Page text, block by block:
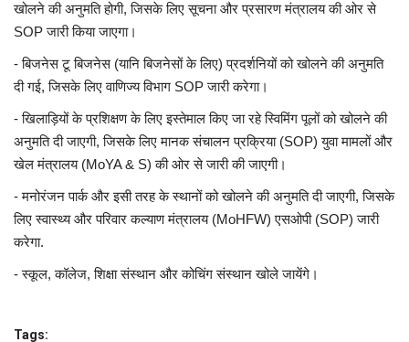
खोलने की अनुमति होगी, जिसके लिए सूचना और प्रसारण मंत्रालय की ओर से
SOP जारी किया जाएगा।
- बिजनेस टू बिजनेस (यानि बिजनेसों के लिए) प्रदर्शनियों को खोलने की अनुमति
दी गई, जिसके लिए वाणिज्य विभाग SOP जारी करेगा।
- खिलाड़ियों के प्रशिक्षण के लिए इस्तेमाल किए जा रहे स्विमिंग पूलों को खोलने की
अनुमति दी जाएगी, जिसके लिए मानक संचालन प्रक्रिया (SOP) युवा मामलों और
खेल मंत्रालय (MoYA & S) की ओर से जारी की जाएगी।
- मनोरंजन पार्क और इसी तरह के स्थानों को खोलने की अनुमति दी जाएगी, जिसके
लिए स्वास्थ्य और परिवार कल्याण मंत्रालय (MoHFW) एसओपी (SOP) जारी
करेगा.
- स्कूल, कॉलेज, शिक्षा संस्थान और कोचिंग संस्थान खोले जायेंगे।
Tags: